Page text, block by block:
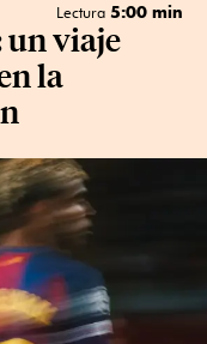
Lectura 5:00 min
un viaje
la